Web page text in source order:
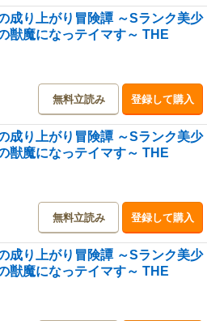
成り上がり冒険譚 ～Sランク美少
獣魔になっテイマす～ THE
無料立読み 登録して購入
成り上がり冒険譚 ～Sランク美少
獣魔になっテイマす～ THE
無料立読み 登録して購入
成り上がり冒険譚 ～Sランク美少
獣魔になっテイマす～ THE